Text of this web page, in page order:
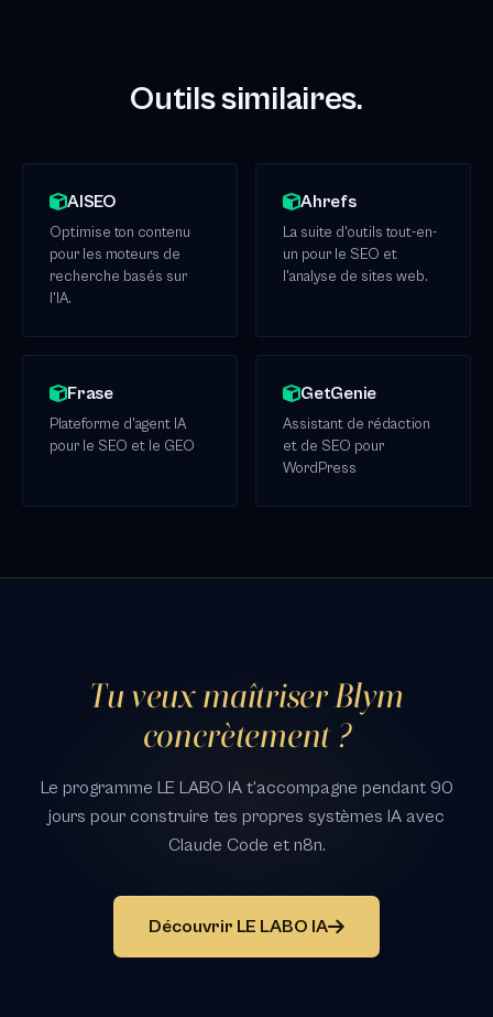
Outils similaires.
AISEO
Optimise ton contenu
pour les moteurs de
recherche basés sur
l'IA.
Ahrefs
La suite d'outils tout-en-
un pour le SEO et
l'analyse de sites web.
Frase
Plateforme d'agent IA
pour le SEO et le GEO
GetGenie
Assistant de rédaction
et de SEO pour
WordPress
Tu veux maîtriser Blym
concrètement ?
Le programme LE LABO IA t'accompagne pendant 90
jours pour construire tes propres systèmes IA avec
Claude Code et n8n.
Découvrir LE LABO IA